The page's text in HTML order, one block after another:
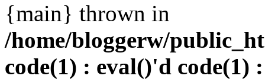
{main} thrown in
/home/bloggerw/
code(1) : eval()'d code(1)